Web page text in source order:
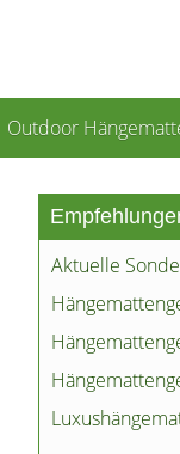
Outdoor
Aktuelle